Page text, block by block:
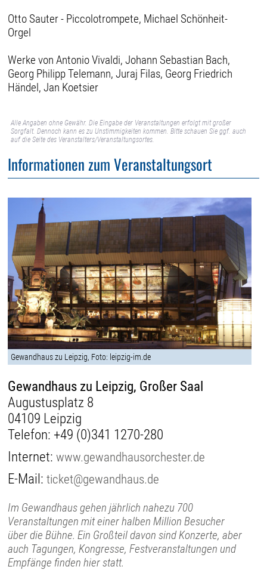
Otto Sauter - Piccolotrompete, Michael Schönheit-
Orgel
Werke von Antonio Vivaldi, Johann Sebastian Bach,
Georg Philipp Telemann, Juraj Filas, Georg Friedrich
Händel, Jan Koetsier
Alle Angaben ohne Gewähr. Die Eingabe der Veranstaltungen erfolgt mit großer
Sorgfalt. Dennoch kann es zu Unstimmigkeiten kommen. Bitte schauen Sie ggf. auch
auf die Seite des Veranstalters/Veranstaltungsortes.
Informationen zum Veranstaltungsort
Gewandhaus zu Leipzig, Foto: leipzig-im.de
Gewandhaus zu Leipzig, Großer Saal
Augustusplatz 8
04109 Leipzig
Telefon: +49 (0)341 1270-280
Internet:www.gewandhausorchester.de
E-Mail:ticket@gewandhaus.de
Im Gewandhaus gehen jährlich nahezu 700
Veranstaltungen mit einer halben Million Besucher
über die Bühne. Ein Großteil davon sind Konzerte, aber
auch Tagungen, Kongresse, Festveranstaltungen und
Empfänge finden hier statt.